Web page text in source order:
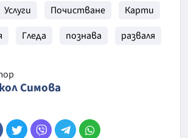
Услуги Почистване
Карти
Гледа познава разваля
Симова